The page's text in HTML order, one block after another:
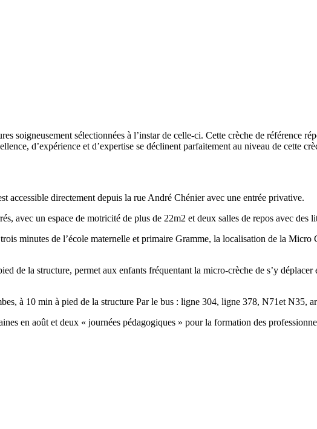
soigneusement sélectionnées à l’instar de celle-ci. Cette crèche de référence
d’expérience et d’expertise se déclinent parfaitement au niveau de cette
accessible directement depuis la rue André Chénier avec une entrée privative.
avec un espace de motricité de plus de 22m2 et deux salles de repos avec des
minutes de l’école maternelle et primaire Gramme, la localisation de la
de la structure, permet aux enfants fréquentant la micro-crèche de s’y déplacer
à 10 min à pied de la structure Par le bus : ligne 304, ligne 378, N71et N35,
en août et deux « journées pédagogiques » pour la formation des